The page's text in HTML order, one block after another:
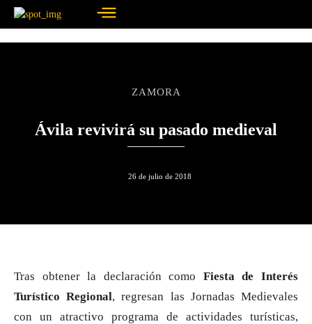
ZAMORA
Ávila revivirá su pasado medieval
26 de julio de 2018
Tras obtener la declaración como Fiesta de Interés
Turístico Regional, regresan las Jornadas Medievales
con un atractivo programa de actividades turísticas,